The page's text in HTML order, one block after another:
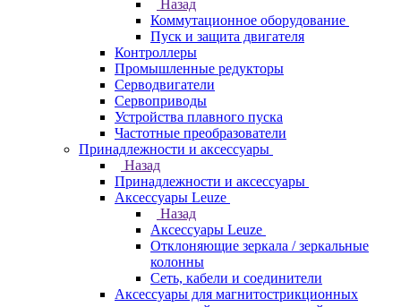
Назад
Коммутационное оборудование
Пуск и защита двигателя
Контроллеры
Промышленные редукторы
Серводвигатели
Сервоприводы
Устройства плавного пуска
Частотные преобразователи
Принадлежности и аксессуары
Назад
Принадлежности и аксессуары
Аксессуары Leuze
Назад
Аксессуары Leuze
Отклоняющие зеркала / зеркальные
колонны
Сеть, кабели и соединители
Аксессуары для магнитострикционных